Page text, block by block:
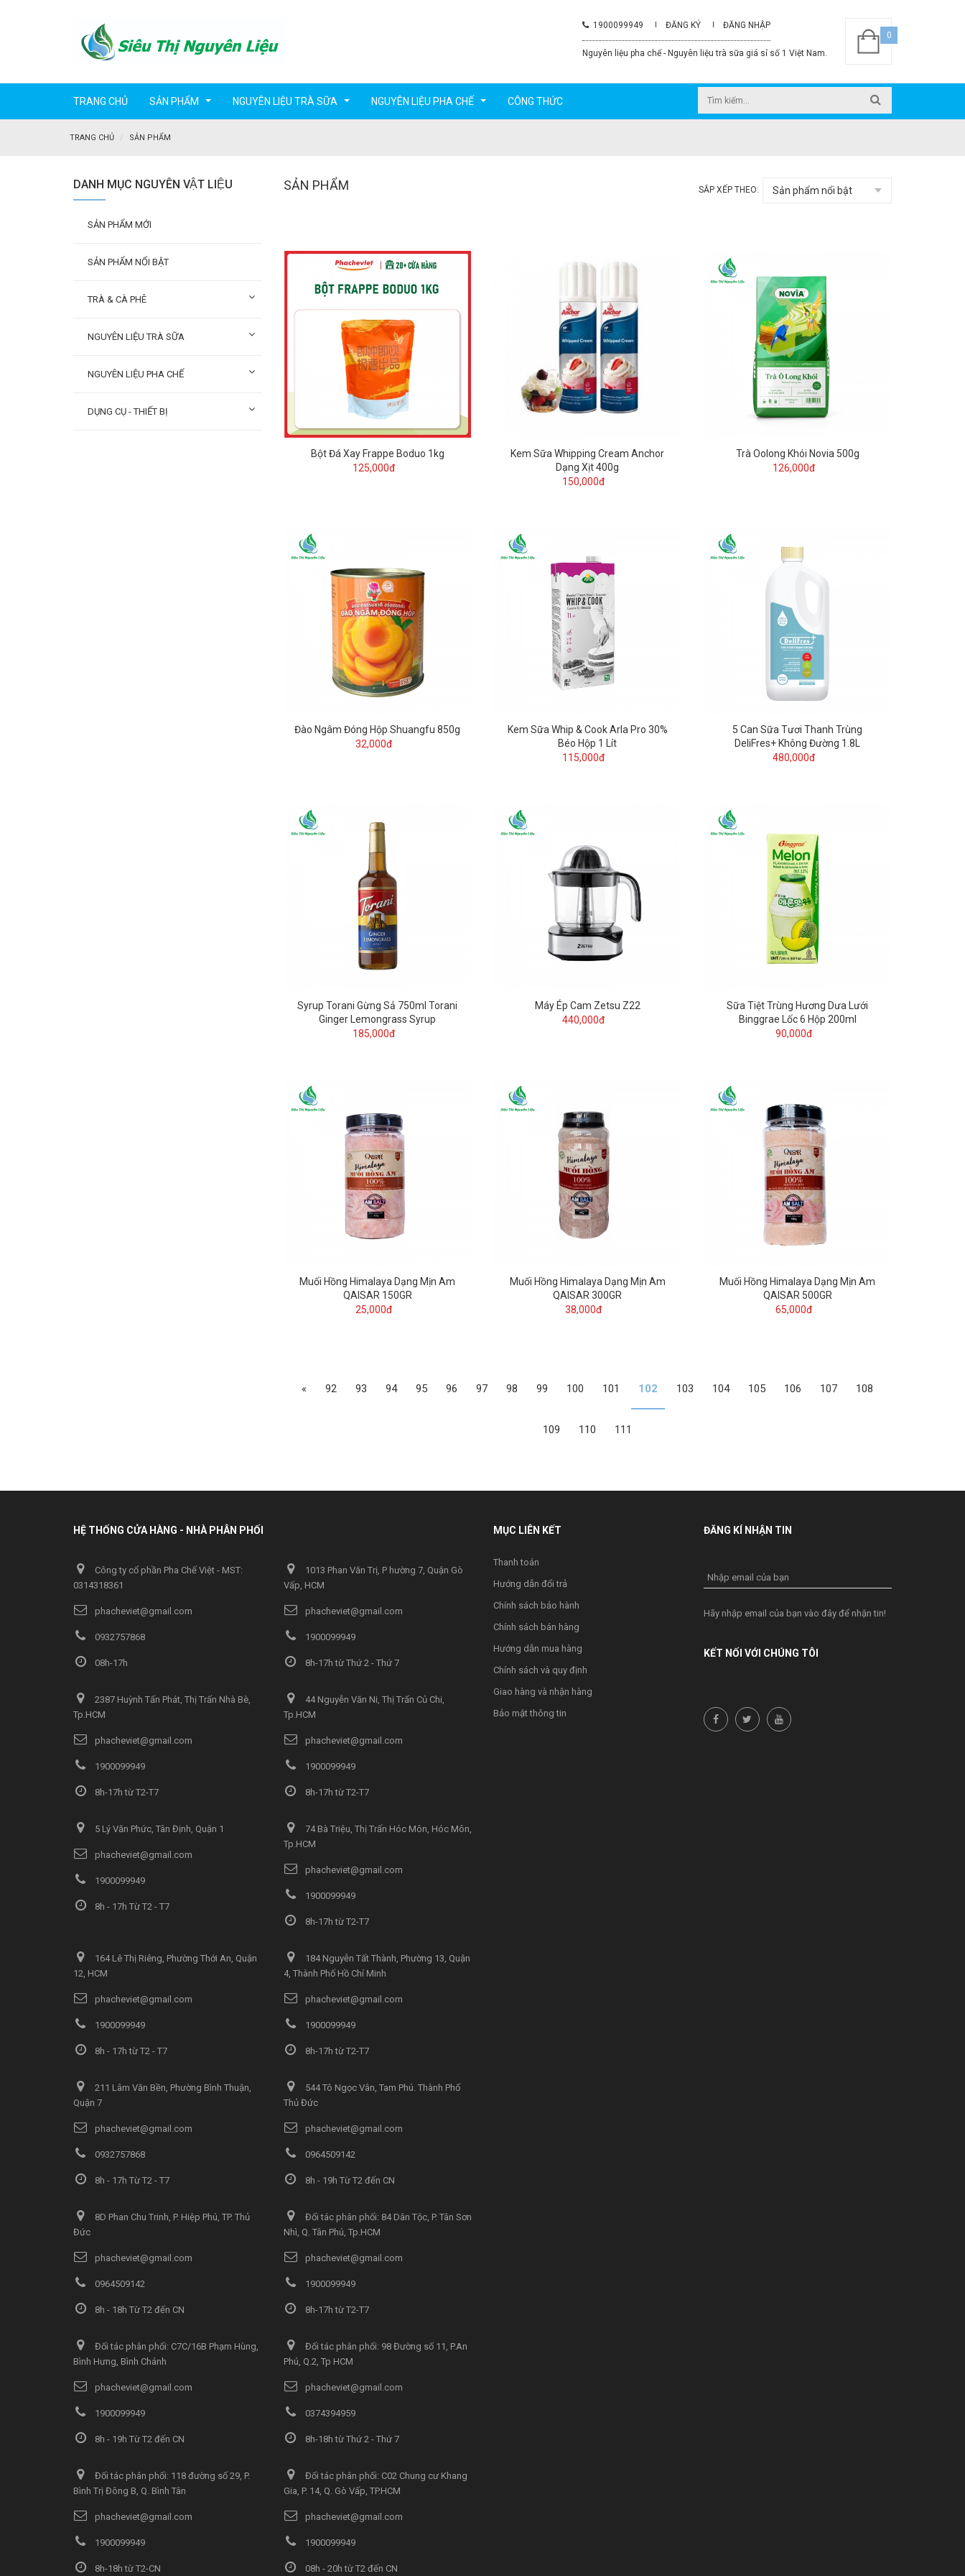
0
1900099949 ĐĂNG KÝ ĐĂNG NHẬP
Nguyên liệu pha chế - Nguyên liệu trà sữa giá sỉ số 1 Việt Nam.
TRANG CHỦ SẢN PHẨM NGUYÊN LIỆU TRÀ SỮA NGUYÊN LIỆU PHA CHẾ CÔNG THỨC
TRANG CHỦ SẢN PHẨM
DANH MỤC NGUYÊN VẬT LIỆU
SẢN PHẨM MỚI
SẢN PHẨM NỔI BẬT
TRÀ & CÀ PHÊ
NGUYÊN LIỆU TRÀ SỮA
NGUYÊN LIỆU PHA CHẾ
DỤNG CỤ - THIẾT BỊ
SẢN PHẨM SẮP XẾP THEO:
Bột Đá Xay Frappe Boduo 1kg
125,000đ
Kem Sữa Whipping Cream Anchor
Dạng Xịt 400g
150,000đ
Trà Oolong Khói Novia 500g
126,000đ
Đào Ngâm Đóng Hộp Shuangfu 850g
32,000đ
Kem Sữa Whip & Cook Arla Pro 30%
Béo Hộp 1 Lít
115,000đ
5 Can Sữa Tươi Thanh Trùng
DeliFres+ Không Đường 1.8L
480,000đ
Syrup Torani Gừng Sả 750ml Torani
Ginger Lemongrass Syrup
185,000đ
Máy Ép Cam Zetsu Z22
440,000đ
Sữa Tiệt Trùng Hương Dưa Lưới
Binggrae Lốc 6 Hộp 200ml
90,000đ
Muối Hồng Himalaya Dạng Mịn Am
QAISAR 150GR
25,000đ
Muối Hồng Himalaya Dạng Mịn Am
QAISAR 300GR
38,000đ
Muối Hồng Himalaya Dạng Mịn Am
QAISAR 500GR
65,000đ
« 92 93 94 95 96 97 98 99 100 101 102 103 104 105 106 107 108
109 110 111
HỆ THỐNG CỬA HÀNG - NHÀ PHÂN PHỐI
Công ty cổ phần Pha Chế Việt - MST:
0314318361
phacheviet@gmail.com
0932757868
08h-17h
1013 Phan Văn Trị, P hường 7, Quận Gò
Vấp, HCM
phacheviet@gmail.com
1900099949
8h-17h từ Thứ 2 - Thứ 7
2387 Huỳnh Tấn Phát, Thị Trấn Nhà Bè,
Tp.HCM
phacheviet@gmail.com
1900099949
8h-17h từ T2-T7
44 Nguyễn Văn Ni, Thị Trấn Củ Chi,
Tp.HCM
phacheviet@gmail.com
1900099949
8h-17h từ T2-T7
5 Lý Văn Phức, Tân Định, Quận 1
phacheviet@gmail.com
1900099949
8h - 17h Từ T2 - T7
74 Bà Triệu, Thị Trấn Hóc Môn, Hóc Môn,
Tp.HCM
phacheviet@gmail.com
1900099949
8h-17h từ T2-T7
164 Lê Thị Riêng, Phường Thới An, Quận
12, HCM
phacheviet@gmail.com
1900099949
8h - 17h từ T2 - T7
184 Nguyễn Tất Thành, Phường 13, Quận
4, Thành Phố Hồ Chí Minh
phacheviet@gmail.com
1900099949
8h-17h từ T2-T7
211 Lâm Văn Bền, Phường Bình Thuận,
Quận 7
phacheviet@gmail.com
0932757868
8h - 17h Từ T2 - T7
544 Tô Ngọc Vân, Tam Phú. Thành Phố
Thủ Đức
phacheviet@gmail.com
0964509142
8h - 19h Từ T2 đến CN
8D Phan Chu Trinh, P. Hiệp Phú, TP. Thủ
Đức
phacheviet@gmail.com
0964509142
8h - 18h Từ T2 đến CN
Đối tác phân phối: 84 Dân Tộc, P. Tân Sơn
Nhì, Q. Tân Phú, Tp.HCM
phacheviet@gmail.com
1900099949
8h-17h từ T2-T7
Đối tác phân phối: C7C/16B Phạm Hùng,
Bình Hưng, Bình Chánh
phacheviet@gmail.com
1900099949
8h - 19h Từ T2 đến CN
Đối tác phân phối: 98 Đường số 11, P.An
Phú, Q.2, Tp HCM
phacheviet@gmail.com
0374394959
8h-18h từ Thứ 2 - Thứ 7
Đối tác phân phối: 118 đường số 29, P.
Bình Trị Đông B, Q. Bình Tân
phacheviet@gmail.com
1900099949
8h-18h từ T2-CN
Đối tác phân phối: C02 Chung cư Khang
Gia, P. 14, Q. Gò Vấp, TP.HCM
phacheviet@gmail.com
1900099949
08h - 20h từ T2 đến CN
MỤC LIÊN KẾT
Thanh toán
Hướng dẫn đổi trả
Chính sách bảo hành
Chính sách bán hàng
Hướng dẫn mua hàng
Chính sách và quy định
Giao hàng và nhận hàng
Bảo mật thông tin
ĐĂNG KÍ NHẬN TIN
Nhập email của bạn
Hãy nhập email của bạn vào đây để nhận tin!
KẾT NỐI VỚI CHÚNG TÔI